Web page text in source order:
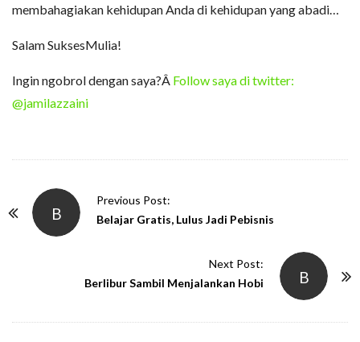
membahagiakan kehidupan Anda di kehidupan yang abadi…
Salam SuksesMulia!
Ingin ngobrol dengan saya?Â Follow saya di twitter:
@jamilazzaini
B
Previous Post:
Belajar Gratis, Lulus Jadi Pebisnis
B
Next Post:
Berlibur Sambil Menjalankan Hobi